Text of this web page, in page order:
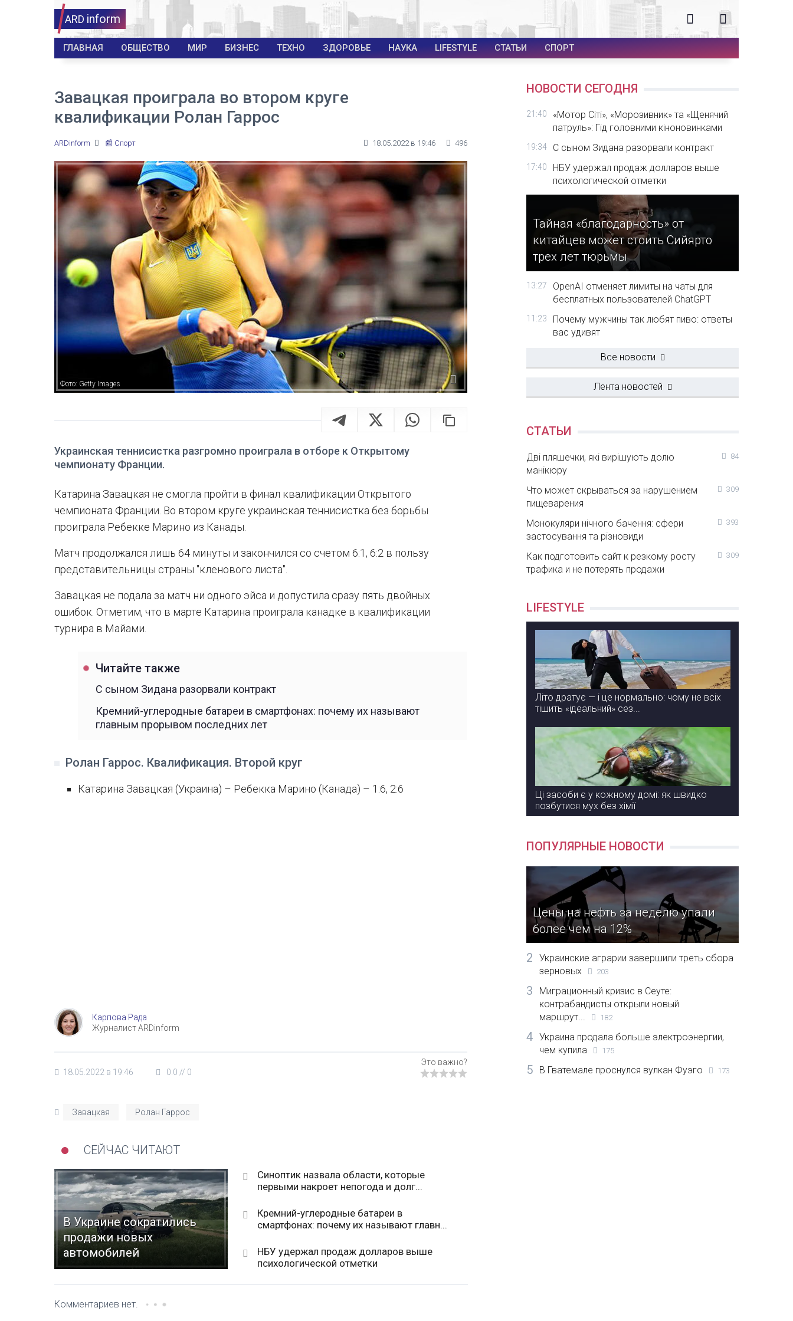
ARD inform
ГЛАВНАЯ ОБЩЕСТВО МИР БИЗНЕС ТЕХНО ЗДОРОВЬЕ НАУКА LIFESTYLE СТАТЬИ СПОРТ
Завацкая проиграла во втором круге
квалификации Ролан Гаррос
ARDinform 📰 Спорт 18.05.2022 в 19:46 496
Фото: Getty Images
Украинская теннисистка разгромно проиграла в отборе к Открытому
чемпионату Франции.
Катарина Завацкая не смогла пройти в финал квалификации Открытого
чемпионата Франции. Во втором круге украинская теннисистка без борьбы
проиграла Ребекке Марино из Канады.
Матч продолжался лишь 64 минуты и закончился со счетом 6:1, 6:2 в пользу
представительницы страны "кленового листа".
Завацкая не подала за матч ни одного эйса и допустила сразу пять двойных
ошибок. Отметим, что в марте Катарина проиграла канадке в квалификации
турнира в Майами.
Читайте также
С сыном Зидана разорвали контракт
Кремний-углеродные батареи в смартфонах: почему их называют
главным прорывом последних лет
Ролан Гаррос. Квалификация. Второй круг
Катарина Завацкая (Украина) – Ребекка Марино (Канада) – 1:6, 2:6
Карпова Рада
Журналист ARDinform
18.05.2022 в 19:46 0.0 // 0
Завацкая Ролан Гаррос
СЕЙЧАС ЧИТАЮТ
В Украине сократились
продажи новых
автомобилей
Синоптик назвала области, которые
первыми накроет непогода и долг...
Кремний-углеродные батареи в
смартфонах: почему их называют главн...
НБУ удержал продаж долларов выше
психологической отметки
Комментариев нет.
НОВОСТИ СЕГОДНЯ
21:40
«Мотор Сіті», «Морозивник» та «Щенячий
патруль»: Гід головними кіноновинками
19:34 С сыном Зидана разорвали контракт
17:40
НБУ удержал продаж долларов выше
психологической отметки
Тайная «благодарность» от
китайцев может стоить Сийярто
трех лет тюрьмы
13:27
OpenAI отменяет лимиты на чаты для
бесплатных пользователей ChatGPT
11:23
Почему мужчины так любят пиво: ответы
вас удивят
Все новости
Лента новостей
СТАТЬИ
Дві пляшечки, які вирішують долю
манікюру
84
Что может скрываться за нарушением
пищеварения
309
Монокуляри нічного бачення: сфери
застосування та різновиди
393
Как подготовить сайт к резкому росту
трафика и не потерять продажи
309
LIFESTYLE
Літо дратує — і це нормально: чому не всіх
тішить «ідеальний» сез...
Ці засоби є у кожному домі: як швидко
позбутися мух без хімії
ПОПУЛЯРНЫЕ НОВОСТИ
Цены на нефть за неделю упали
более чем на 12%
2
Украинские аграрии завершили треть сбора
зерновых
203
3
Миграционный кризис в Сеуте:
контрабандисты открыли новый
маршрут...
182
4
Украина продала больше электроэнергии,
чем купила
175
5 В Гватемале проснулся вулкан Фуэго 173